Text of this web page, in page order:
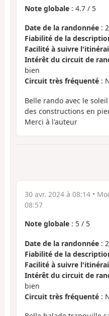
Note globale : 4.7 / 5
Date de la randonnée :
Fiabilité de la
Facilité à suivre
Intérêt du circuit de
bien
Circuit très fréquenté :
Belle rando avec le
des constructions en
Merci à l'auteur
30 avr. 2024 à 08:14 •
08:57
Note globale : 5 / 5
Date de la randonnée :
Fiabilité de la
Facilité à suivre
Intérêt du circuit de
bien
Circuit très fréquenté :